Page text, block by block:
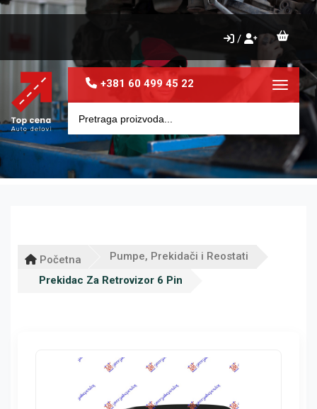
/
+381 60 499 45 22 Toggle
Početna
Pumpe, Prekidači i Reostati
Prekidac Za Retrovizor 6 Pin